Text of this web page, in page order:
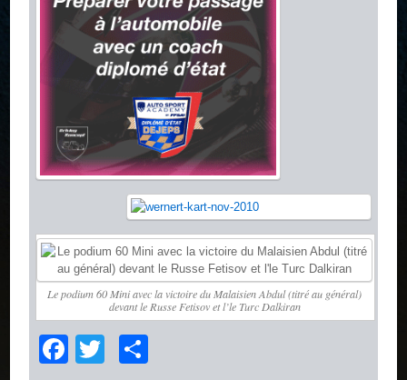
Le podium 60 Mini avec la victoire du Malaisien Abdul (titré au général)
devant le Russe Fetisov et l’le Turc Dalkiran
Facebook
Twitter